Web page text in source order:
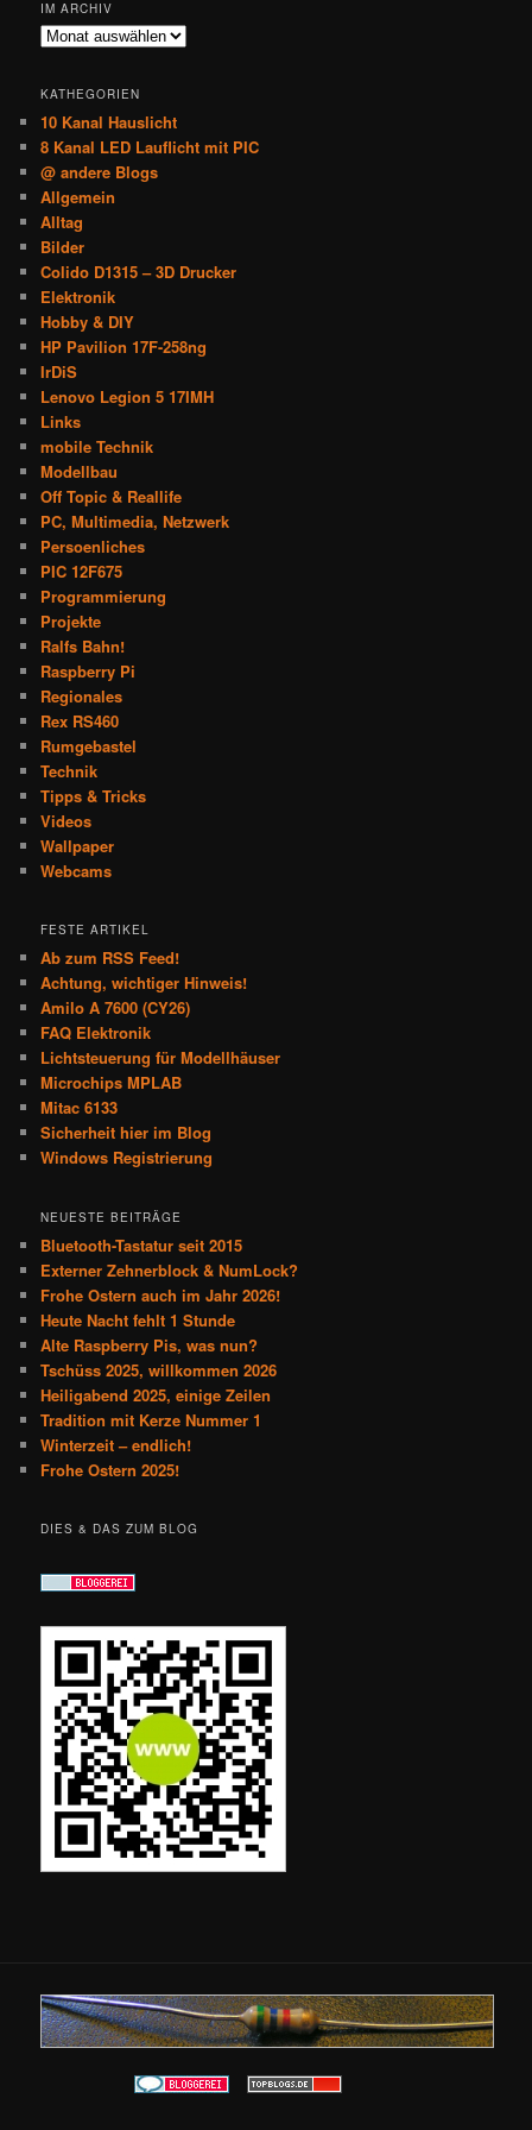
IM ARCHIV
Im
KATHEGORIEN
10 Kanal Hauslicht
8 Kanal LED Lauflicht mit PIC
@ andere Blogs
Allgemein
Alltag
Bilder
Colido D1315 – 3D Drucker
Elektronik
Hobby & DIY
HP Pavilion 17F-258ng
IrDiS
Lenovo Legion 5 17IMH
Links
mobile Technik
Modellbau
Off Topic & Reallife
PC, Multimedia, Netzwerk
Persoenliches
PIC 12F675
Programmierung
Projekte
Ralfs Bahn!
Raspberry Pi
Regionales
Rex RS460
Rumgebastel
Technik
Tipps & Tricks
Videos
Wallpaper
Webcams
FESTE ARTIKEL
Ab zum RSS Feed!
Achtung, wichtiger Hinweis!
Amilo A 7600 (CY26)
FAQ Elektronik
Lichtsteuerung für Modellhäuser
Microchips MPLAB
Mitac 6133
Sicherheit hier im Blog
Windows Registrierung
NEUESTE BEITRÄGE
Bluetooth-Tastatur seit 2015
Externer Zehnerblock & NumLock?
Frohe Ostern auch im Jahr 2026!
Heute Nacht fehlt 1 Stunde
Alte Raspberry Pis, was nun?
Tschüss 2025, willkommen 2026
Heiligabend 2025, einige Zeilen
Tradition mit Kerze Nummer 1
Winterzeit – endlich!
Frohe Ostern 2025!
DIES & DAS ZUM BLOG